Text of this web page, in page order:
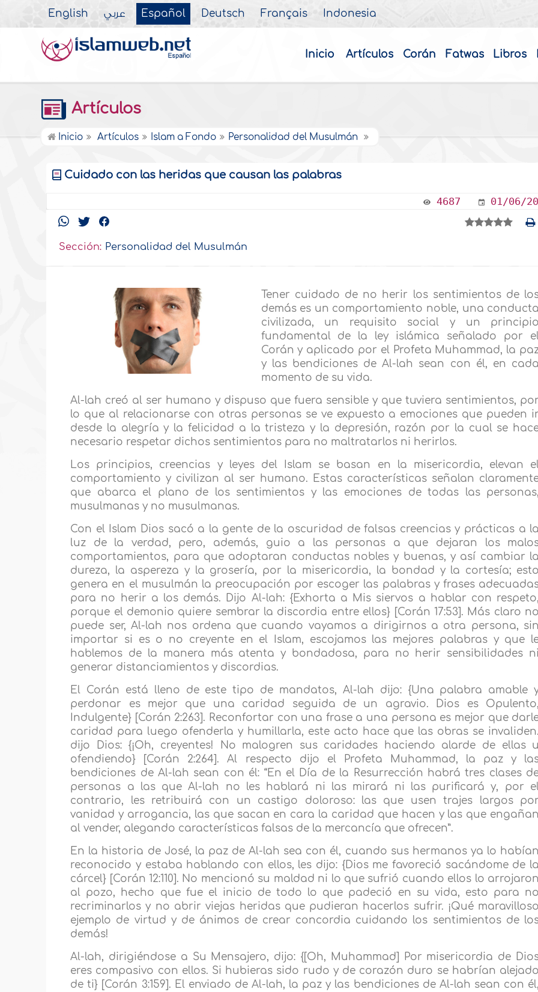
English عربي Español Deutsch Français Indonesia
Inicio Artículos Corán Fatwas Libros
Artículos
Inicio Artículos Islam a Fondo Personalidad del Musulmán
Cuidado con las heridas que causan las palabras
4687 01/06/
Sección: Personalidad del Musulmán
Tener cuidado de no herir los sentimientos de
demás es un comportamiento noble, una conducta
civilizada, un requisito social y un principio
fundamental de la ley islámica señalado por
Corán y aplicado por el Profeta Muhammad, la
y las bendiciones de Al-lah sean con él, en cada
momento de su vida.
Al-lah creó al ser humano y dispuso que fuera sensible y que tuviera sentimientos, por
lo que al relacionarse con otras personas se ve expuesto a emociones que pueden ir
desde la alegría y la felicidad a la tristeza y la depresión, razón por la cual se
necesario respetar dichos sentimientos para no maltratarlos ni herirlos.
Los principios, creencias y leyes del Islam se basan en la misericordia, elevan
comportamiento y civilizan al ser humano. Estas características señalan
que abarca el plano de los sentimientos y las emociones de todas las personas,
musulmanas y no musulmanas.
Con el Islam Dios sacó a la gente de la oscuridad de falsas creencias y prácticas a la
luz de la verdad, pero, además, guio a las personas a que dejaran los
comportamientos, para que adoptaran conductas nobles y buenas, y así cambiar la
dureza, la aspereza y la grosería, por la misericordia, la bondad y la cortesía; esto
genera en el musulmán la preocupación por escoger las palabras y frases
para no herir a los demás. Dijo Al-lah: {Exhorta a Mis siervos a hablar con respeto,
porque el demonio quiere sembrar la discordia entre ellos} [Corán 17:53]. Más claro no
puede ser, Al-lah nos ordena que cuando vayamos a dirigirnos a otra persona, sin
importar si es o no creyente en el Islam, escojamos las mejores palabras y que
hablemos de la manera más atenta y bondadosa, para no herir sensibilidades ni
generar distanciamientos y discordias.
El Corán está lleno de este tipo de mandatos, Al-lah dijo: {Una palabra amable
perdonar es mejor que una caridad seguida de un agravio. Dios es Opulento,
Indulgente} [Corán 2:263]. Reconfortar con una frase a una persona es mejor que
caridad para luego ofenderla y humillarla, este acto hace que las obras se invaliden.
dijo Dios: {¡Oh, creyentes! No malogren sus caridades haciendo alarde de ellas u
ofendiendo} [Corán 2:264]. Al respecto dijo el Profeta Muhammad, la paz y
bendiciones de Al-lah sean con él: “En el Día de la Resurrección habrá tres clases
personas a las que Al-lah no les hablará ni las mirará ni las purificará y, por
contrario, les retribuirá con un castigo doloroso: las que usen trajes largos por
vanidad y arrogancia, las que sacan en cara la caridad que hacen y las que engañan
al vender, alegando características falsas de la mercancía que ofrecen”.
En la historia de José, la paz de Al-lah sea con él, cuando sus hermanos ya lo habían
reconocido y estaba hablando con ellos, les dijo: {Dios me favoreció sacándome de la
cárcel} [Corán 12:110]. No mencionó su maldad ni lo que sufrió cuando ellos lo arrojaron
al pozo, hecho que fue el inicio de todo lo que padeció en su vida, esto para no
recriminarlos y no abrir viejas heridas que pudieran hacerlos sufrir. ¡Qué maravilloso
ejemplo de virtud y de ánimos de crear concordia cuidando los sentimientos de
demás!
Al-lah, dirigiéndose a Su Mensajero, dijo: {[Oh, Muhammad] Por misericordia de
eres compasivo con ellos. Si hubieras sido rudo y de corazón duro se habrían alejado
de ti} [Corán 3:159]. El enviado de Al-lah, la paz y las bendiciones de Al-lah sean con él,